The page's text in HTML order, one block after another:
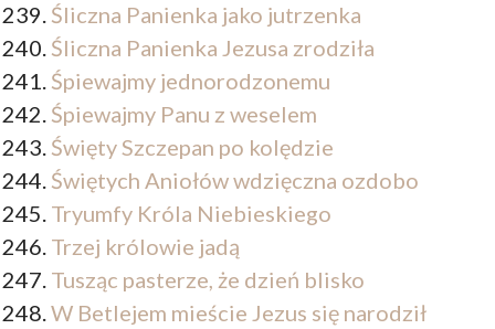
Śliczna Panienka jako jutrzenka
Śliczna Panienka Jezusa zrodziła
Śpiewajmy jednorodzonemu
Śpiewajmy Panu z weselem
Święty Szczepan po kolędzie
Świętych Aniołów wdzięczna ozdobo
Tryumfy Króla Niebieskiego
Trzej królowie jadą
Tusząc pasterze, że dzień blisko
W Betlejem mieście Jezus się narodził